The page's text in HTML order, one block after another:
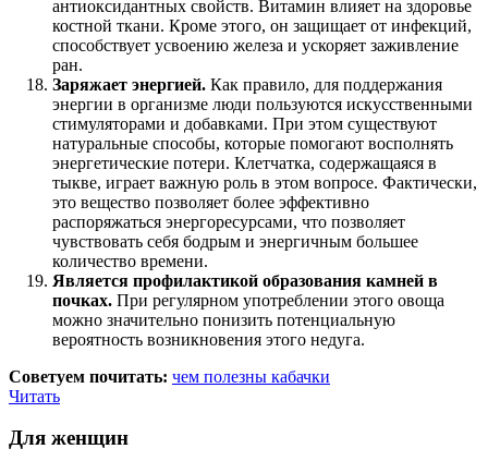
антиоксидантных свойств. Витамин влияет на здоровье
костной ткани. Кроме этого, он защищает от инфекций,
способствует усвоению железа и ускоряет заживление
ран.
Заряжает энергией. Как правило, для поддержания
энергии в организме люди пользуются искусственными
стимуляторами и добавками. При этом существуют
натуральные способы, которые помогают восполнять
энергетические потери. Клетчатка, содержащаяся в
тыкве, играет важную роль в этом вопросе. Фактически,
это вещество позволяет более эффективно
распоряжаться энергоресурсами, что позволяет
чувствовать себя бодрым и энергичным большее
количество времени.
Является профилактикой образования камней в
почках. При регулярном употреблении этого овоща
можно значительно понизить потенциальную
вероятность возникновения этого недуга.
Советуем почитать: чем полезны кабачки
Читать
Для женщин